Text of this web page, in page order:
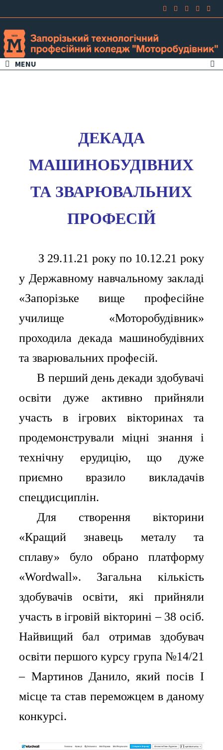
MENU
ДЕКАДА
МАШИНОБУДІВНИХ
ТА ЗВАРЮВАЛЬНИХ
ПРОФЕСІЙ
З 29.11.21 року по 10.12.21 року
у Державному навчальному закладі
«Запорізьке вище професійне
училище «Моторобудівник»
проходила декада машинобудівних
та зварювальних професій.
⠀⠀В перший день декади здобувачі
освіти дуже активно прийняли
участь в ігрових вікторинах та
продемонстрували міцні знання і
технічну ерудицію, що дуже
приємно вразило викладачів
спецдисциплін.
⠀⠀Для створення вікторини
«Кращий знавець металу та
сплаву» було обрано платформу
«Wordwall». Загальна кількість
здобувачів освіти, які прийняли
участь в ігровій вікторині – 38 осіб.
Найвищий бал отримав здобувач
освіти першого курсу група №14/21
– Мартинов Данило, який посів І
місце та став переможцем в даному
конкурсі.